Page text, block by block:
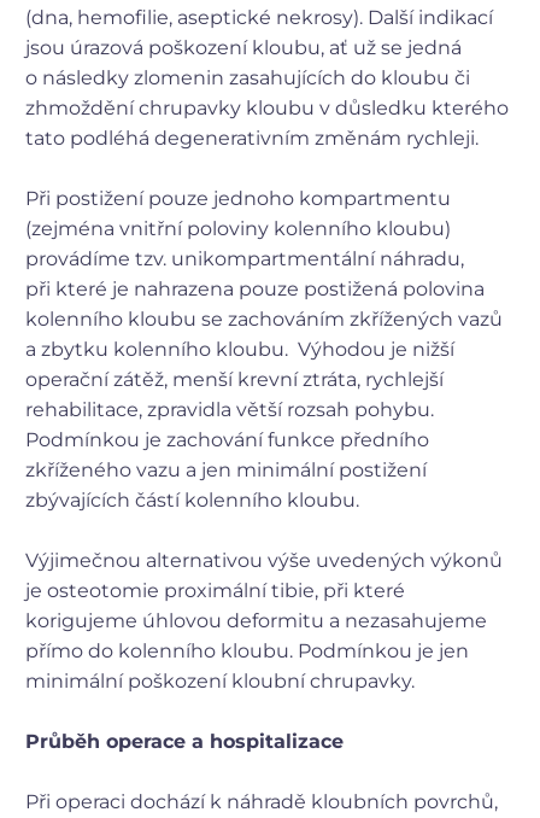
(dna, hemofilie, aseptické nekrosy). Další indikací
jsou úrazová poškození kloubu, ať už se jedná
o následky zlomenin zasahujících do kloubu či
zhmoždění chrupavky kloubu v důsledku kterého
tato podléhá degenerativním změnám rychleji.
Při postižení pouze jednoho kompartmentu
(zejména vnitřní poloviny kolenního kloubu)
provádíme tzv. unikompartmentální náhradu,
při které je nahrazena pouze postižená polovina
kolenního kloubu se zachováním zkřížených vazů
a zbytku kolenního kloubu. Výhodou je nižší
operační zátěž, menší krevní ztráta, rychlejší
rehabilitace, zpravidla větší rozsah pohybu.
Podmínkou je zachování funkce předního
zkříženého vazu a jen minimální postižení
zbývajících částí kolenního kloubu.
Výjimečnou alternativou výše uvedených výkonů
je osteotomie proximální tibie, při které
korigujeme úhlovou deformitu a nezasahujeme
přímo do kolenního kloubu. Podmínkou je jen
minimální poškození kloubní chrupavky.
Průběh operace a hospitalizace
Při operaci dochází k náhradě kloubních povrchů,